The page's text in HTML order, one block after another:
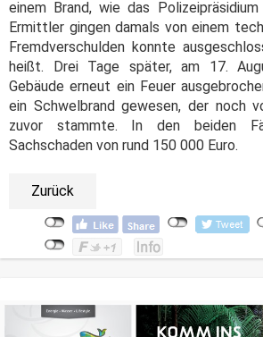
einem Brand, wie das
Ermittler gingen damals von einem
Fremdverschulden konnte
heißt. Drei Tage später, am 17.
Gebäude erneut ein Feuer
ein Schwelbrand gewesen, der noch
zuvor stammte. In den beiden
Sachschaden von rund 150 000 Euro.
Zurück